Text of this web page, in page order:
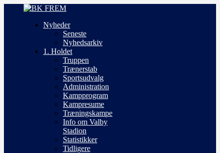
Nyheder
Seneste
Nyhedsarkiv
1. Holdet
Truppen
Trænerstab
Sportsudvalg
Administration
Kampprogram
Kampresume
Træningskampe
Info om Valby
Stadion
Statistikker
Tidligere